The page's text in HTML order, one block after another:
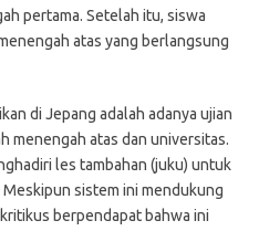
pertama. Setelah itu, siswa
atas yang berlangsung
di Jepang adalah adanya ujian
menengah atas dan universitas.
les tambahan (juku) untuk
sistem ini mendukung
berpendapat bahwa ini